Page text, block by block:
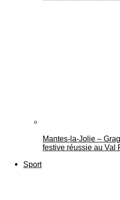
Mantes-la-Jolie –
festive réussie au Val
Sport